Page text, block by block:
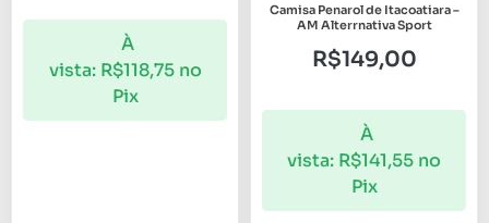
À
vista: R$118,75 no
Pix
Camisa Penarol de Itacoatiara –
AM Alterrnativa Sport
R$149,00
À
vista: R$141,55 no
Pix